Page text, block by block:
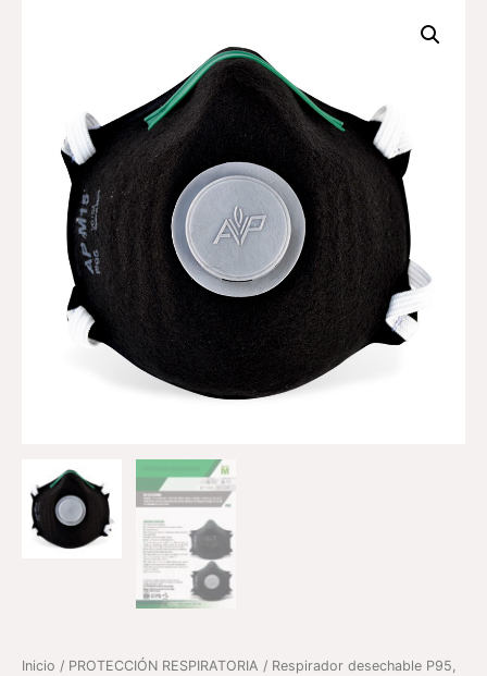
Inicio / PROTECCIÓN RESPIRATORIA / Respirador desechable P95,